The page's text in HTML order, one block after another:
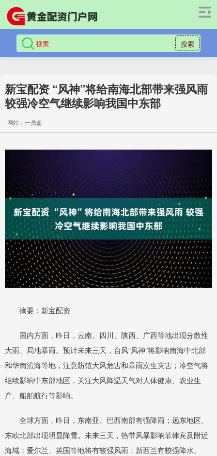
搜索
新宝配资 “风神”将给南海北部带来强风雨
较强冷空气继续影响我国中东部
网站：一鼎盈
摘要：新宝配资
国内方面，昨日，云南、四川、陕西、广西等地出现分散性
大雨、局地暴雨。预计未来三天，台风“风神”将影响南海中北部
和华南沿海等地，注意防范大风危害和暴雨次生灾害；冷空气将
继续影响中东部地区，关注大风降温天气对人体健康、农业生
产、船舶航行等影响。
全球方面，昨日，东南亚、巴西南部有强降雨；远东地区、
东欧北部出现明显降雪。未来三天，热带风暴影响菲律宾及附近
海域；爱尔兰、英国等地将有较强风雨；新西兰有较强降水。